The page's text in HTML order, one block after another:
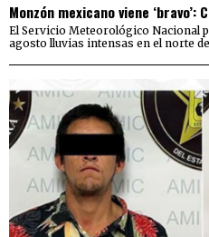
Monzón mexicano viene
El Servicio Meteorológico Nacional
agosto lluvias intensas en el norte